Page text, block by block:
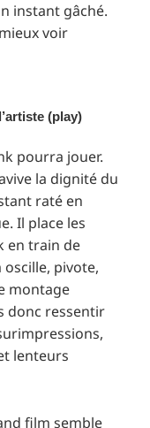
instant gâché.
voir
(play)
pourra jouer.
la dignité du
raté en
Il place les
en train de
oscille, pivote,
montage
donc ressentir
lenteurs
film semble